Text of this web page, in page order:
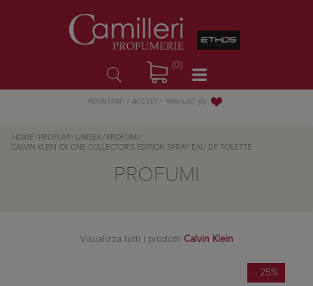
(0)
REGISTRATI ACCEDI WISHLIST (0)
HOME / PROFUMI / UNISEX / PROFUMI /
CALVIN KLEIN
CK ONE COLLECTOR'S EDITION SPRAY EAU DE TOILETTE
PROFUMI
Visualizza tutti i prodotti Calvin Klein
- 25%